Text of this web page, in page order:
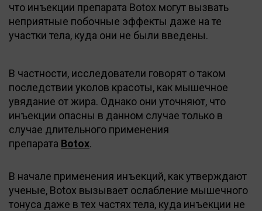
что инъекции препарата Botox могут вызвать
неприятные побочные эффекты даже на те
участки тела, куда они не были введены.
В частности, исследователи говорят о таком
последствии уколов красоты, как мышечное
увядание от жира. Однако они уточняют, что
инъекции опасны в данном случае только в
случае длительного применения
препарата Botox.
В начале применения инъекций, как утверждают
ученые, Botox вызывает ослабление мышечного
тонуса даже в тех частях тела, куда инъекции не